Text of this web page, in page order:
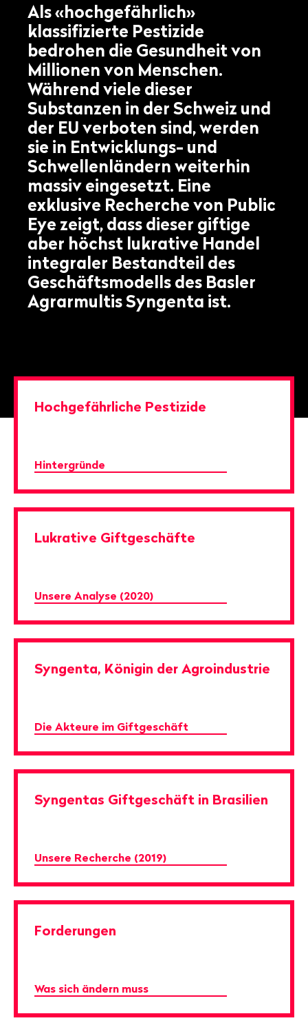
Als «hochgefährlich»
klassifizierte Pestizide
bedrohen die Gesundheit von
Millionen von Menschen.
Während viele dieser
Substanzen in der Schweiz und
der EU verboten sind, werden
sie in Entwicklungs- und
Schwellenländern weiterhin
massiv eingesetzt. Eine
exklusive Recherche von Public
Eye zeigt, dass dieser giftige
aber höchst lukrative Handel
integraler Bestandteil des
Geschäftsmodells des Basler
Agrarmultis Syngenta ist.
Hochgefährliche Pestizide
Hintergründe
Lukrative Giftgeschäfte
Unsere Analyse (2020)
Syngenta, Königin der Agroindustrie
Die Akteure im Giftgeschäft
Syngentas Giftgeschäft in Brasilien
Unsere Recherche (2019)
Forderungen
Was sich ändern muss